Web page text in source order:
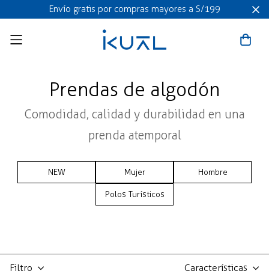
Envío gratis por compras mayores a S/199
Prendas de algodón
Comodidad, calidad y durabilidad en una
prenda atemporal
NEW Mujer Hombre
Polos Turísticos
Filtro Características